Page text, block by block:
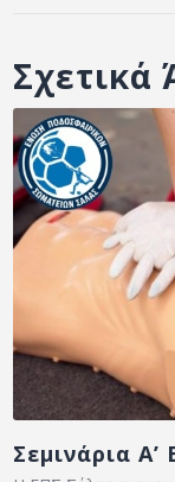
Σχετικά
Σεμινάρια